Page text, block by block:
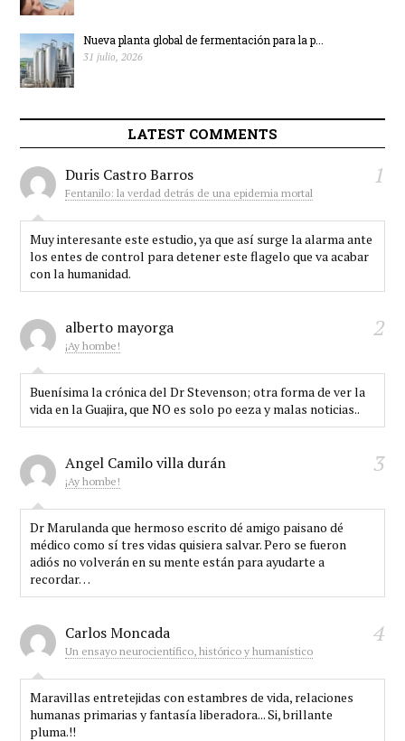
Nueva planta global de fermentación para la p...
31 julio, 2026
LATEST COMMENTS
Duris Castro Barros 1
Fentanilo: la verdad detrás de una epidemia mortal
Muy interesante este estudio, ya que así surge la alarma ante
los entes de control para detener este flagelo que va acabar
con la humanidad.
alberto mayorga 2
¡Ay hombe!
Buenísima la crónica del Dr Stevenson; otra forma de ver la
vida en la Guajira, que NO es solo po eeza y malas noticias..
Angel Camilo villa durán 3
¡Ay hombe!
Dr Marulanda que hermoso escrito dé amigo paisano dé
médico como sí tres vidas quisiera salvar. Pero se fueron
adiós no volverán en su mente están para ayudarte a
recordar…
Carlos Moncada 4
Un ensayo neurocientífico, histórico y humanístico
Maravillas entretejidas con estambres de vida, relaciones
humanas primarias y fantasía liberadora... Si, brillante
pluma.!!